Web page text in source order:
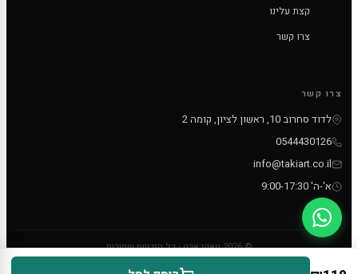
קצת עלינו
צרו קשר
צרו קשר
לדוד סחרוב 10, ראשון לציון, קומה 2
0544430126
info@takiart.co.il
א'-ה' 9:00-17:30
© 2026 טאקי ארט - כל הזכויות שמורות